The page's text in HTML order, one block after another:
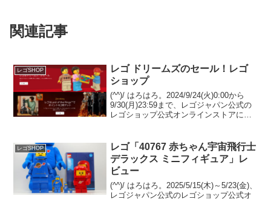
関連記事
レゴSHOP
レゴ ドリームズのセール！レゴ
ショップ
(^^)/ はろはろ。2024/9/24(火)0:00から
9/30(月)23:59まで、レゴジャパン公式の
レゴショップ公式オンラインストアにて
イント２倍」が開催されま...
レゴSHOP
レゴ「40767 赤ちゃん宇宙飛行士
デラックス ミニフィギュア」レ
ビュー
(^^)/ はろはろ。2025/5/15(木)～5/23(金)、
レゴジャパン公式のレゴショップ公式オ